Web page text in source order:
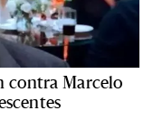
contra Marcelo